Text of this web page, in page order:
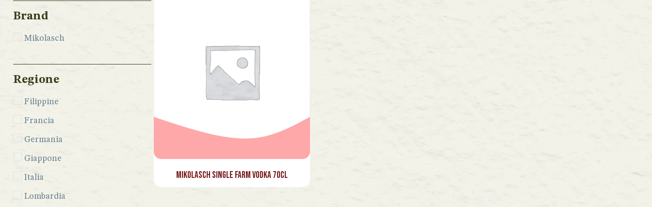
Brand
Mikolasch
Regione
Filippine
Francia
Germania
Giappone
Italia
Lombardia
Mikolasch Single Farm Vodka 70cl